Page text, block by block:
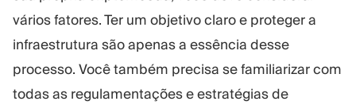
vários fatores. Ter um objetivo claro e proteger a
infraestrutura são apenas a essência desse
processo. Você também precisa se familiarizar com
todas as regulamentações e estratégias de